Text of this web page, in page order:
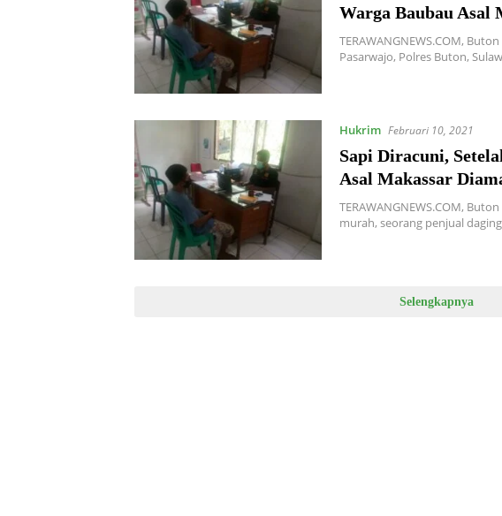
Warga Baubau Asal
TERAWANGNEWS.COM,
Pasarwajo, Polres Buton,
Hukrim Februari 10, 2021
Sapi Diracuni,
Asal Makassar
TERAWANGNEWS.COM,
murah, seorang penjual
Selengkapnya